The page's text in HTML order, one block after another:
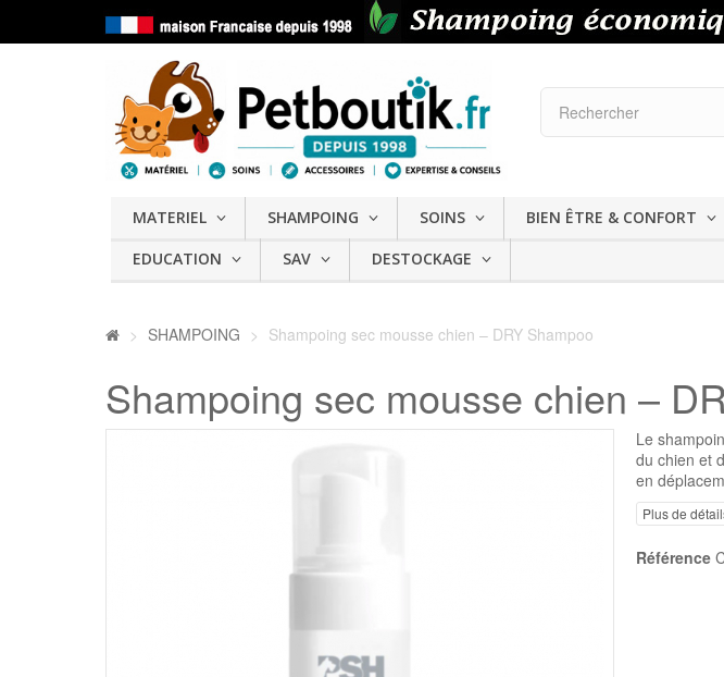
MATERIEL SHAMPOING SOINS BIEN ÊTRE & CONFORT
EDUCATION
SAV DESTOCKAGE
> SHAMPOING > Shampoing sec mousse chien – DRY Shampoo
Shampoing sec mousse chien –
Le
du chien et
en
Plus de
Référence